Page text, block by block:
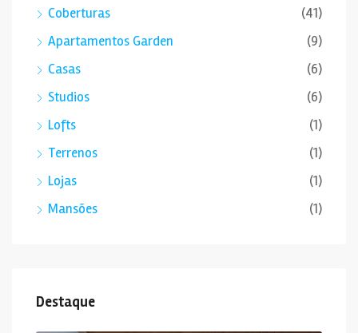
Coberturas
(41)
Apartamentos Garden
(9)
Casas
(6)
Studios
(6)
Lofts
(1)
Terrenos
(1)
Lojas
(1)
Mansões
(1)
Destaque